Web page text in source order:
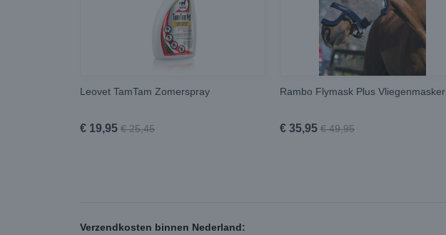
Leovet TamTam Zomerspray
€ 19,95 € 25,45
Rambo Flymask Plus Vliegenmasker
€ 35,95 € 49,95
Verzendkosten binnen Nederland: